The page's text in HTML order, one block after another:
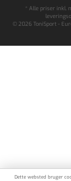
* Alle priser inkl.
© 2026 ToniSport -
Dette websted bruger